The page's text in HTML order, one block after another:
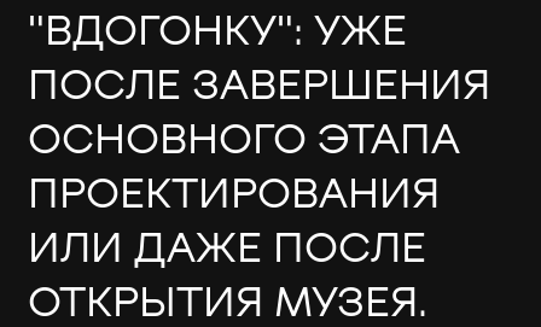
"ВДОГОНКУ": УЖЕ
ПОСЛЕ ЗАВЕРШЕНИЯ
ОСНОВНОГО ЭТАПА
ПРОЕКТИРОВАНИЯ
ИЛИ ДАЖЕ ПОСЛЕ
ОТКРЫТИЯ МУЗЕЯ.